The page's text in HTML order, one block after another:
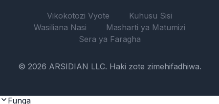
Vikokotozi Vyote
Kuhusu Sisi
Wasiliana Nasi
Masharti ya Matumizi
Sera ya Faragha
© 2026 ARSIDIAN LLC. Haki zote zimehifadhiwa.
Funga